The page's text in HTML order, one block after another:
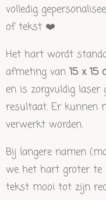
volledig
of tekst ❤️
Het hart wordt
afmeting van 15 x 15
en is zorgvuldig laser
resultaat. Er kunnen
verwerkt worden.
Bij langere namen
we het hart groter te
tekst mooi tot zijn